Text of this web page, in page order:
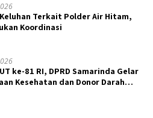
Terkait Polder Air Hitam,
Koordinasi
ke-81 RI, DPRD Samarinda Gelar
Kesehatan dan Donor Darah